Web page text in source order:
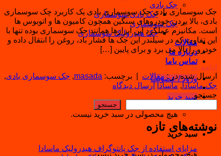
جک بادی
جک بادی سوسماری
جک سوسماری
جک هیدرولیک سوسماری
مقالات
درباره ما
تماس باما
ورود / عضویت
سبد خرید
هیچ محصولی در سبد خرید نیست.
سبد خرید
هیچ محصولی در سبد خرید نیست.
جک سوسماری بادی جک سوسماری بادی یک کاربرد چک سوسماری
بادی، بالا بردن خودروهای سنگین همچون کامیون ها و اتوبوس ها
است. مکانیزم عملکرد این ابزارها همانند جک سوسماری بوده تنها با
این تفاوت که در سیلندر این جک ها فشار باد، روغن را انتقال داده و
خودرو را بالا می برد و برای پایین […]
ادامه →
ارسال شده در :مقالات برچسب: masada
, جک سوسماری بادی,
جک ماسادا,ماسادا ارسال دیدگاه
جستجو
جستجو
نوشته‌های تازه
مزایای استفاده از جک پانتوگراف هیدرولیک ماسادا